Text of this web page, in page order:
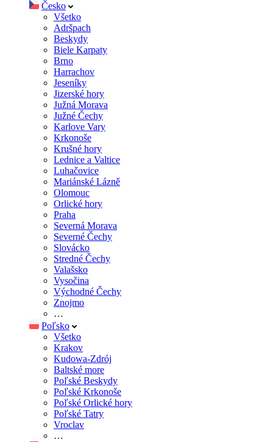
Česko
Všetko
Adršpach
Beskydy
Biele Karpaty
Brno
Harrachov
Jeseníky
Jizerské hory
Južná Morava
Južné Čechy
Karlove Vary
Krkonoše
Krušné hory
Lednice a Valtice
Luhačovice
Mariánské Lázně
Olomouc
Orlické hory
Praha
Severná Morava
Severné Čechy
Slovácko
Stredné Čechy
Valašsko
Vysočina
Východné Čechy
Znojmo
…
Poľsko
Všetko
Krakov
Kudowa-Zdrój
Baltské more
Poľské Beskydy
Poľské Krkonoše
Poľské Orlické hory
Poľské Tatry
Vroclav
…